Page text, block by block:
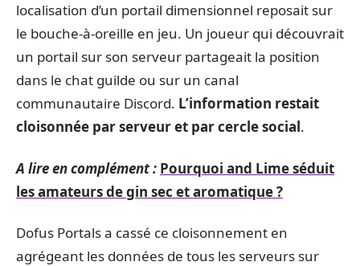
localisation d’un portail dimensionnel reposait sur
le bouche-à-oreille en jeu. Un joueur qui découvrait
un portail sur son serveur partageait la position
dans le chat guilde ou sur un canal
communautaire Discord. L’information restait
cloisonnée par serveur et par cercle social.
A lire en complément : Pourquoi and Lime séduit
les amateurs de gin sec et aromatique ?
Dofus Portals a cassé ce cloisonnement en
agrégeant les données de tous les serveurs sur